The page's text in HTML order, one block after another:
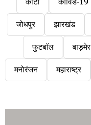
कोटा कोविड-19
जोधपुर झारखंड
फुटबॉल बाड़मेर
मनोरंजन महाराष्ट्र